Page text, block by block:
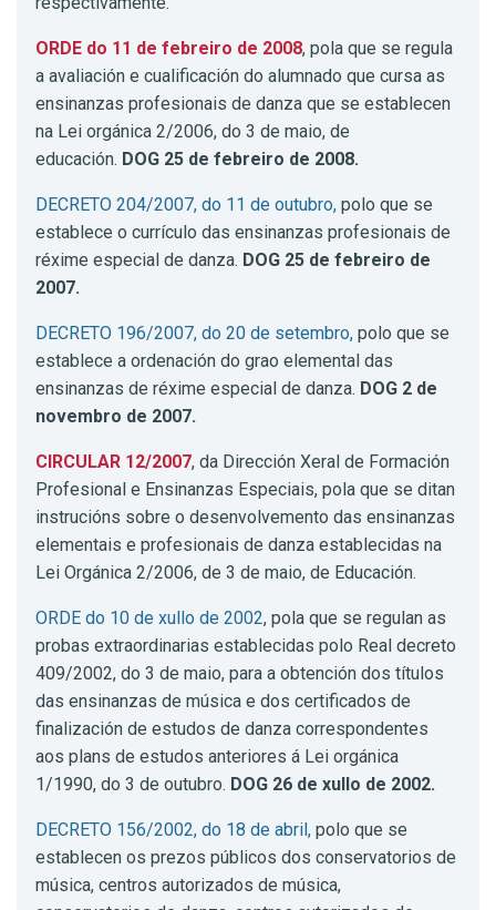
ORDE do 11 de febreiro de 2008, pola que se regula
a avaliación e cualificación do alumnado que cursa as
ensinanzas profesionais de danza que se establecen
na Lei orgánica 2/2006, do 3 de maio, de
educación. DOG 25 de febreiro de 2008.
DECRETO 204/2007, do 11 de outubro, polo que se
establece o currículo das ensinanzas profesionais de
réxime especial de danza. DOG 25 de febreiro de
2007.
DECRETO 196/2007, do 20 de setembro, polo que se
establece a ordenación do grao elemental das
ensinanzas de réxime especial de danza. DOG 2 de
novembro de 2007.
CIRCULAR 12/2007, da Dirección Xeral de Formación
Profesional e Ensinanzas Especiais, pola que se ditan
instrucións sobre o desenvolvemento das ensinanzas
elementais e profesionais de danza establecidas na
Lei Orgánica 2/2006, de 3 de maio, de Educación.
ORDE do 10 de xullo de 2002, pola que se regulan as
probas extraordinarias establecidas polo Real decreto
409/2002, do 3 de maio, para a obtención dos títulos
das ensinanzas de música e dos certificados de
finalización de estudos de danza correspondentes
aos plans de estudos anteriores á Lei orgánica
1/1990, do 3 de outubro. DOG 26 de xullo de 2002.
DECRETO 156/2002, do 18 de abril, polo que se
establecen os prezos públicos dos conservatorios de
música, centros autorizados de música,